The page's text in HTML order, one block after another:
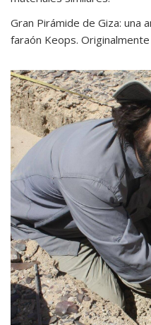
Gran Pirámide de Giza: una
faraón Keops.